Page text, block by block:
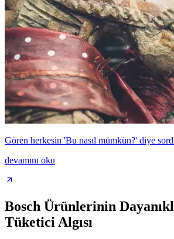
Gören herkesin 'Bu nasıl mümkün?' diye
devamını oku
Bosch Ürünlerinin
Tüketici Algısı